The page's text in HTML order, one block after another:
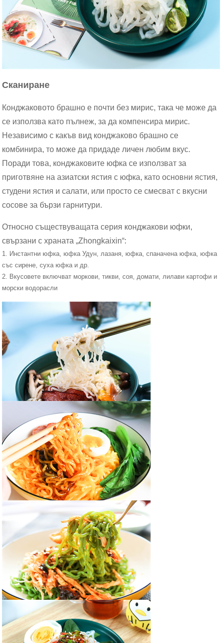
Сканиране
Конджаковото брашно е почти без мирис, така че може да
се използва като пълнеж, за да компенсира мирис.
Независимо с какъв вид конджаково брашно се
комбинира, то може да придаде личен любим вкус.
Поради това, конджаковите юфка се използват за
приготвяне на азиатски ястия с юфка, като основни ястия,
студени ястия и салати, или просто се смесват с вкусни
сосове за бързи гарнитури.
Относно съществуващата серия конджакови юфки,
свързани с храната „Zhongkaixin“:
1. Инстантни юфка, юфка Удун, лазаня, юфка, спаначена юфка, юфка
със сирене, суха юфка и др.
2. Вкусовете включват моркови, тикви, соя, домати, лилави картофи и
морски водорасли